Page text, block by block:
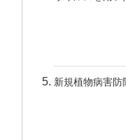
新規植物病害防